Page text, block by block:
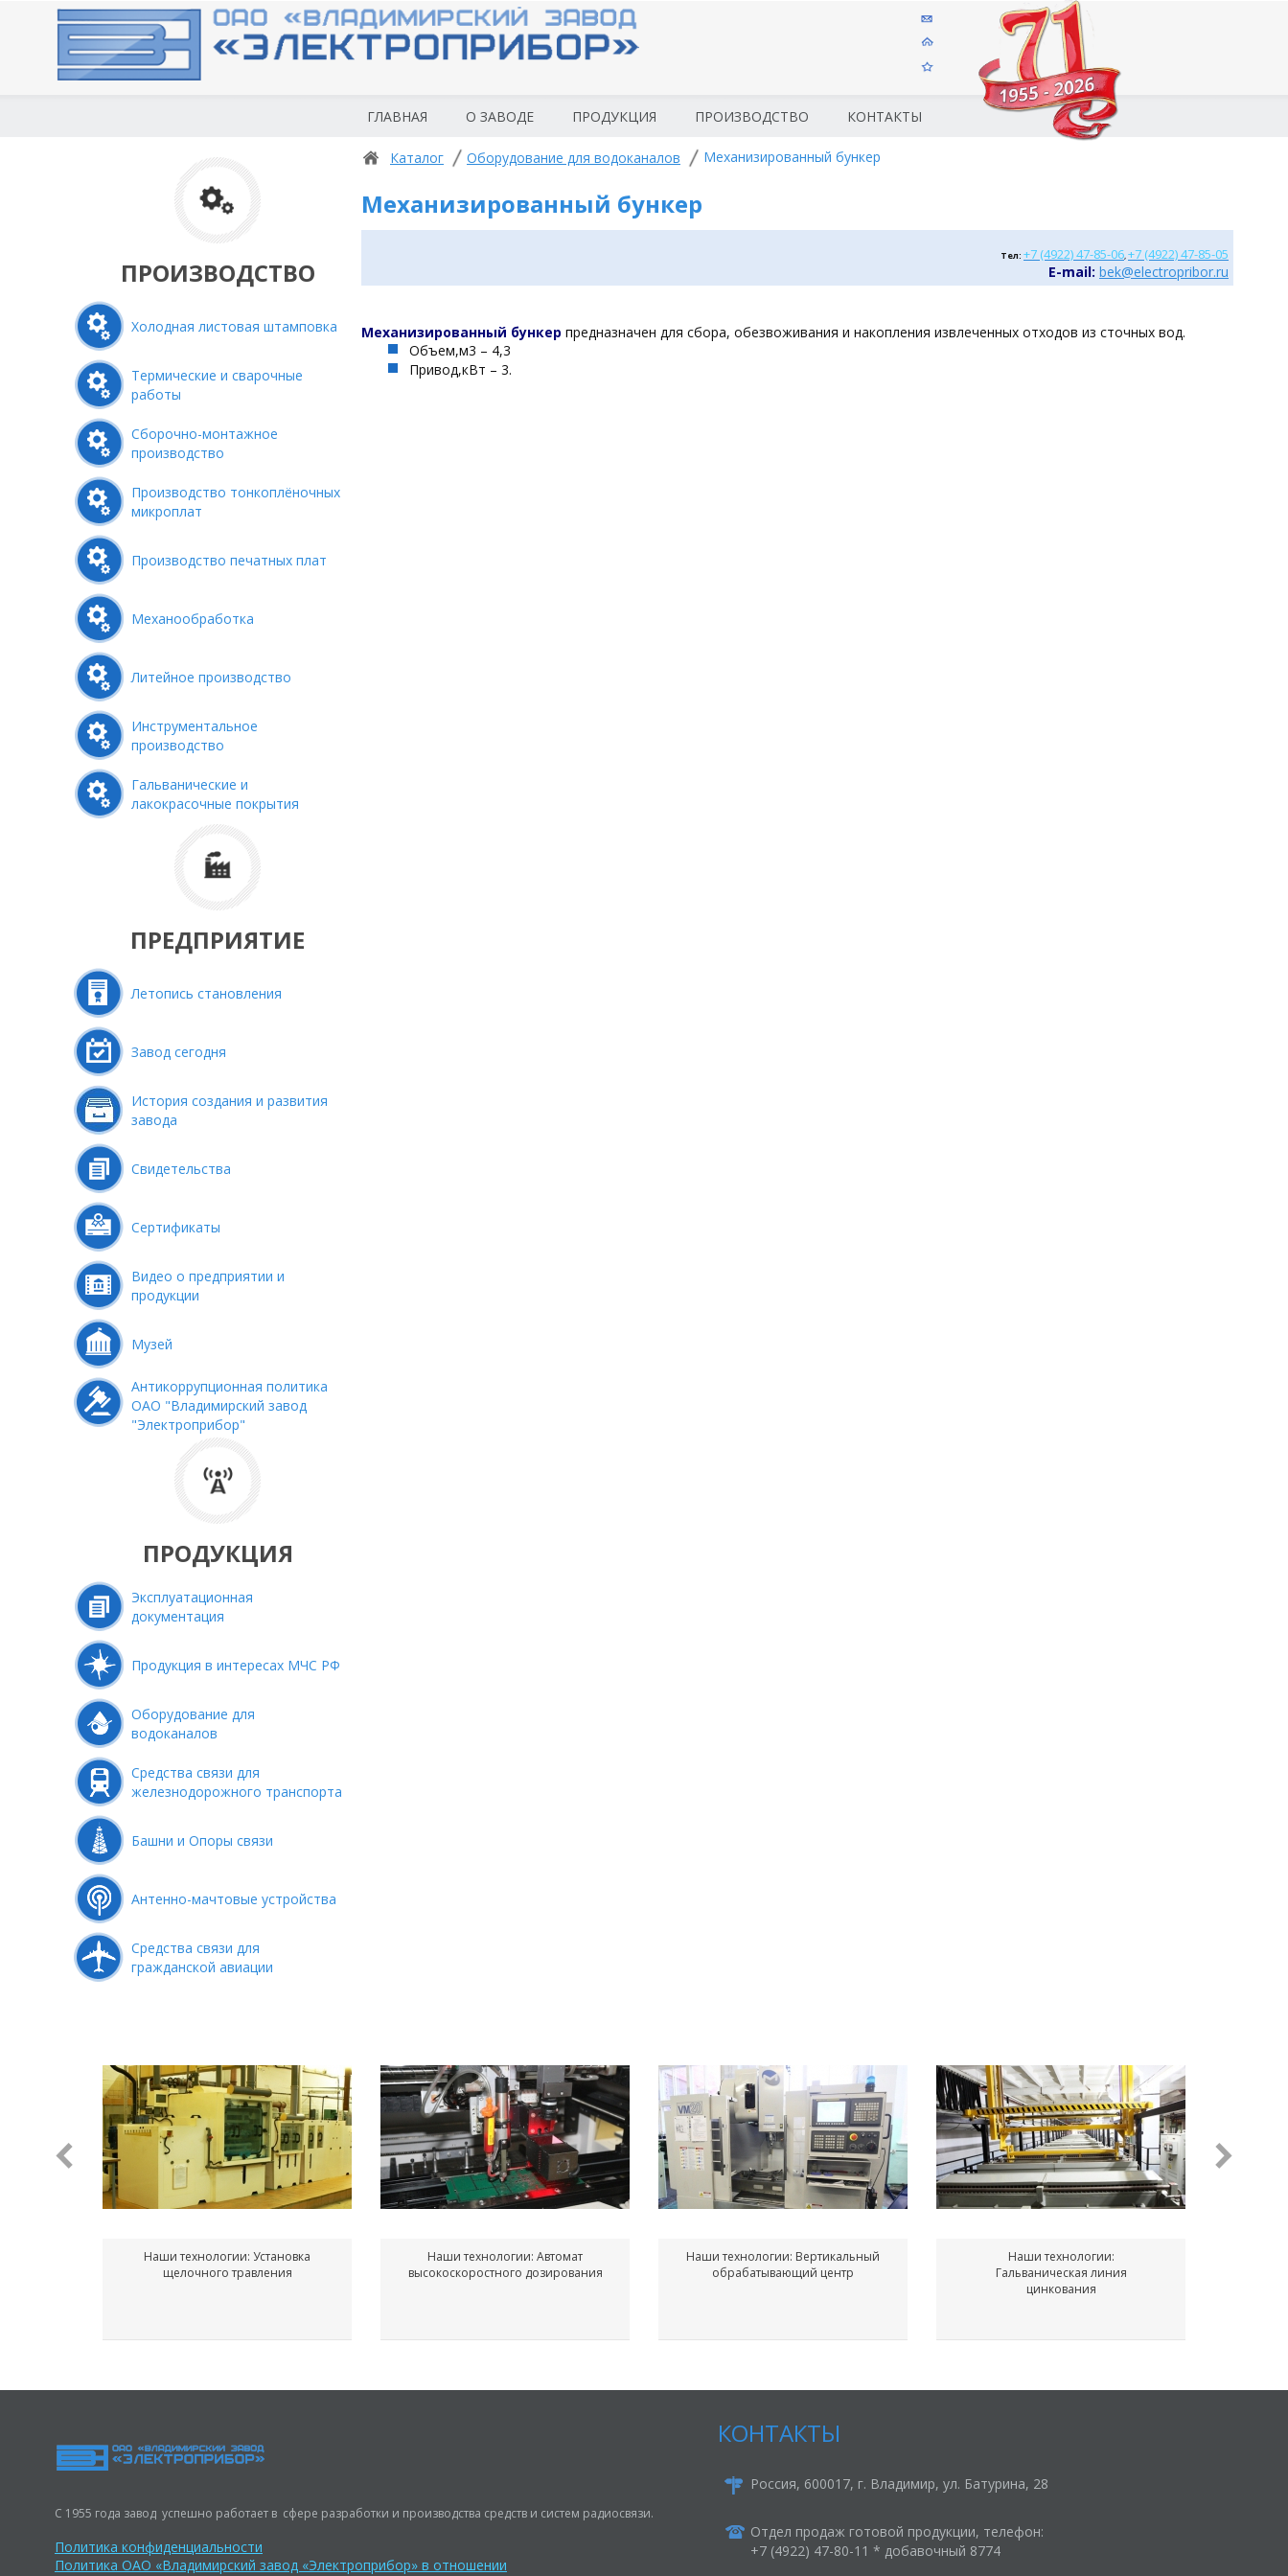
ГЛАВНАЯ О ЗАВОДЕ ПРОДУКЦИЯ ПРОИЗВОДСТВО КОНТАКТЫ
ПРОИЗВОДСТВО
Холодная листовая штамповка
Термические и сварочные
работы
Сборочно-монтажное
производство
Производство тонкоплёночных
микроплат
Производство печатных плат
Механообработка
Литейное производство
Инструментальное
производство
Гальванические и
лакокрасочные покрытия
ПРЕДПРИЯТИЕ
Летопись становления
Завод сегодня
История создания и развития
завода
Свидетельства
Сертификаты
Видео о предприятии и
продукции
Музей
Антикоррупционная политика
ОАО "Владимирский завод
"Электроприбор"
ПРОДУКЦИЯ
Эксплуатационная
документация
Продукция в интересах МЧС РФ
Оборудование для
водоканалов
Средства связи для
железнодорожного транспорта
Башни и Опоры связи
Антенно-мачтовые устройства
Средства связи для
гражданской авиации
Каталог Оборудование для водоканалов Механизированный бункер
Механизированный бункер
Тел: +7 (4922) 47-85-06,+7 (4922) 47-85-05
Е-mail: bek@electropribor.ru
Механизированный бункер предназначен для сбора, обезвоживания и накопления извлеченных отходов из сточных вод.
Объем,м3 – 4,3
Привод,кВт – 3.
Наши технологии: Установка
щелочного травления
Наши технологии: Автомат
высокоскоростного дозирования
Наши технологии: Вертикальный
обрабатывающий центр
Наши технологии:
Гальваническая линия
цинкования
С 1955 года завод успешно работает в сфере разработки и производства средств и систем радиосвязи.
Политика конфиденциальности
Политика ОАО «Владимирский завод «Электроприбор» в отношении
КОНТАКТЫ
Россия, 600017, г. Владимир, ул. Батурина, 28
Отдел продаж готовой продукции, телефон:
+7 (4922) 47-80-11 * добавочный 8774